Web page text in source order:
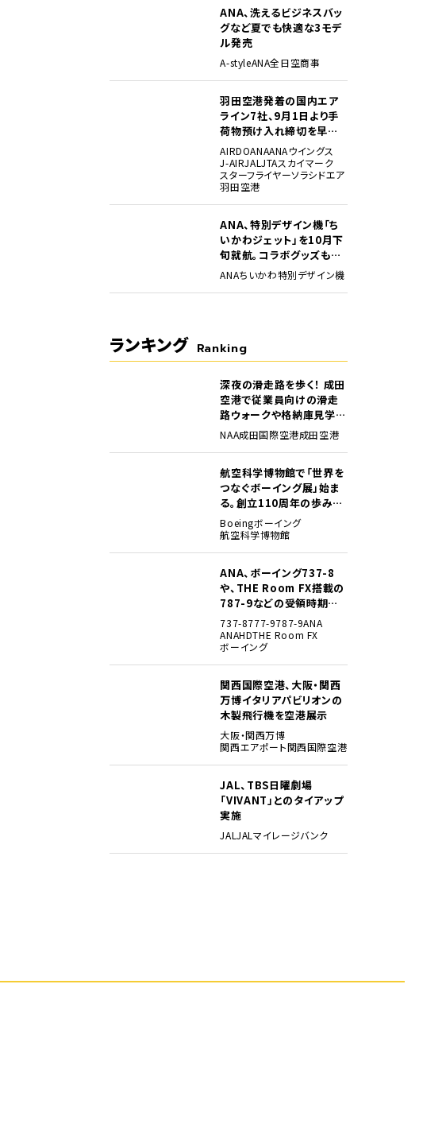
2022年9月より運航している「ピカチュウジェットTR」。ボーイング787-9（登録記号9V-OJJ）に施されてお
にも飛来している。運航予定はスクートのホームページで確認可能だ。
ANA、洗えるビジネスバッ
グなど夏でも快適な3モデ
ル発売
A-styleANA全日空商事
羽田空港発着の国内エア
ライン7社、9月1日より手
荷物預け入れ締切を早期
化・厳格化。定時性確保に
向け
AIRDOANAANAウイングス
J-AIRJALJTAスカイマーク
スターフライヤーソラシドエア
羽田空港
ANA、特別デザイン機「ち
いかわジェット」を10月下
旬就航。コラボグッズも展
開
ANAちいかわ特別デザイン機
ランキング Ranking
深夜の滑走路を歩く！ 成田
空港で従業員向けの滑走
路ウォークや格納庫見学イ
ベントを初開催
NAA成田国際空港成田空港
航空科学博物館で「世界を
つなぐボーイング展」始ま
る。創立110周年の歩みを
貴重な資料でたどる
Boeingボーイング
航空科学博物館
ANA、ボーイング737-8
や、THE Room FX搭載の
787-9などの受領時期見
込みを明らかに
737-8777-9787-9ANA
ANAHDTHE Room FX
ボーイング
関西国際空港、大阪・関西
万博イタリアパビリオンの
木製飛行機を空港展示
大阪・関西万博
関西エアポート関西国際空港
JAL、TBS日曜劇場
「VIVANT」とのタイアップ
実施
JALJALマイレージバンク